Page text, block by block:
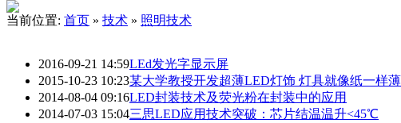
当前位置: 首页 » 技术 » 照明技术
2016-09-21 14:59LEd发光字显示屏
2015-10-23 10:23某大学教授开发超薄LED灯饰 灯具就像纸一样薄
2014-08-04 09:16LED封装技术及荧光粉在封装中的应用
2014-07-03 15:04三思LED应用技术突破：芯片结温温升<45℃